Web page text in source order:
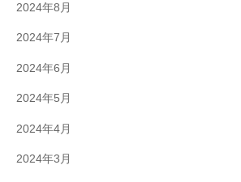
2024年8月
2024年7月
2024年6月
2024年5月
2024年4月
2024年3月